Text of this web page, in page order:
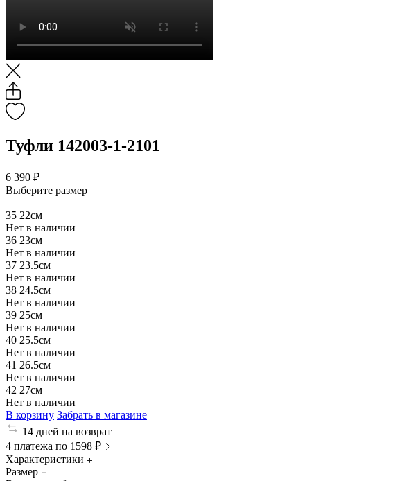
Туфли 142003-1-2101
6 390 ₽
Выберите размер
35 22см
Нет в наличии
36 23см
Нет в наличии
37 23.5см
Нет в наличии
38 24.5см
Нет в наличии
39 25см
Нет в наличии
40 25.5см
Нет в наличии
41 26.5см
Нет в наличии
42 27см
Нет в наличии
В корзину Забрать в магазине
14 дней на возврат
4 платежа по 1598 ₽
Характеристики
Размер